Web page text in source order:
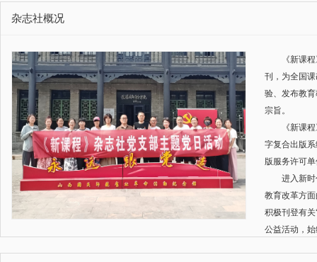
杂志社概况
《新课
刊，为全国
验、发布教
宗旨。
《新课
字复合出版
版服务许可
进入新
教育改革方
积极刊登有
公益活动，